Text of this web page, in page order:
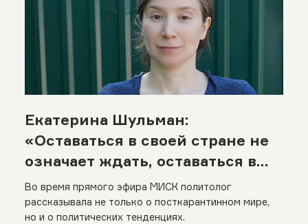
Екатерина Шульман:
«Оставаться в своей стране не
означает ждать, оставаться в
своей стране означает
участвовать»
Во время прямого эфира МИСК политолог
рассказывала не только о посткарантинном мире,
но и о политических тенденциях.